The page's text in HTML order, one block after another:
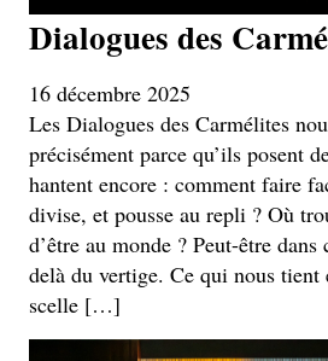
Dialogues des
16 décembre 2025
Les Dialogues des Carmélites
précisément parce qu’ils posent
hantent encore : comment faire
divise, et pousse au repli ? Où
d’être au monde ? Peut-être
delà du vertige. Ce qui nous tient
scelle […]